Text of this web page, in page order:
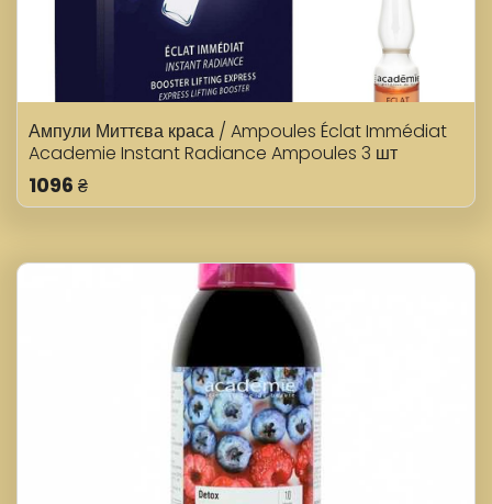
Ампули Миттєва краса / Ampoules Éclat Immédiat
Academie Instant Radiance Ampoules 3 шт
1096 ₴